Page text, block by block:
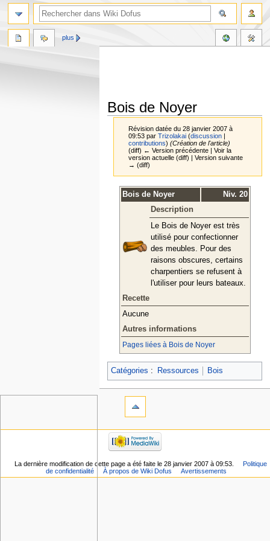
Bois de Noyer
Révision datée du 28 janvier 2007 à
09:53 parTrizolakai (discussion |
contributions) (Création de l'article)
(diff) ← Version précédente | Voir la
version actuelle (diff) | Version suivante
→ (diff)
Bois de Noyer
Niv. 20
Description
Le Bois de Noyer est très
utilisé pour confectionner
des meubles. Pour des
raisons obscures, certains
charpentiers se refusent à
l'utiliser pour leurs bateaux.
Recette
Aucune
Autres informations
Pages liées à Bois de Noyer
Catégories : Ressources Bois
plus
La dernière modification de cette page a été faite le 28 janvier 2007 à 09:53.
Politique
de confidentialité
À propos de Wiki Dofus Avertissements